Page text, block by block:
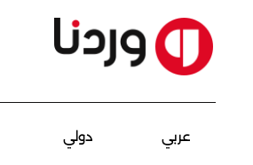
عربي دولي